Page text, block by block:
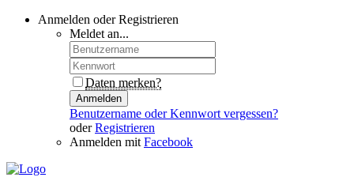
Anmelden oder Registrieren
Meldet an...
Daten merken?
Anmelden
Benutzername oder Kennwort vergessen?
oderRegistrieren
Anmelden mit Facebook